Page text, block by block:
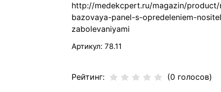
http://medekcpert.ru/magazin/
bazovaya-panel-s-opredeleniem-
zabolevaniyami
Артикул: 78.11
Рейтинг: (0 голосов)